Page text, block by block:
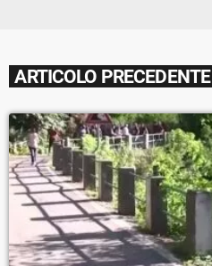
ARTICOLO PRECEDENTE